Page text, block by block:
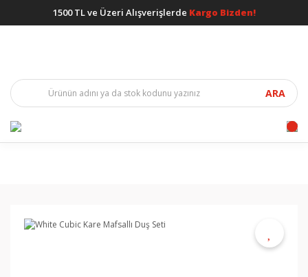
1500 TL ve Üzeri Alışverişlerde Kargo Bizden!
ARA